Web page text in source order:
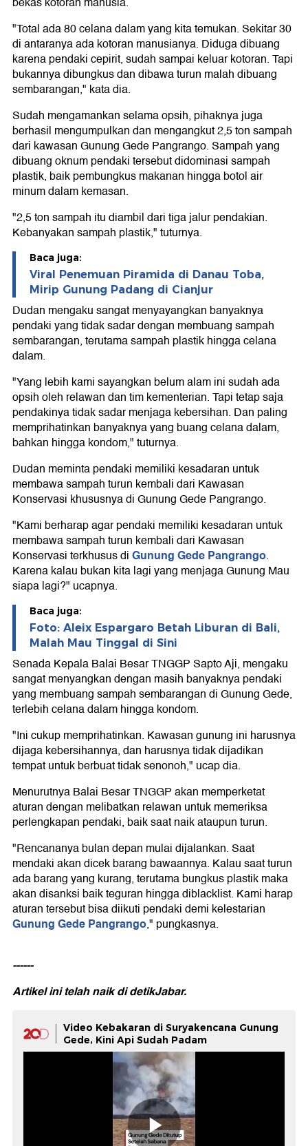
"Total ada 80 celana dalam yang kita temukan. Sekitar 30
di antaranya ada kotoran manusianya. Diduga dibuang
karena pendaki cepirit, sudah sampai keluar kotoran. Tapi
bukannya dibungkus dan dibawa turun malah dibuang
sembarangan," kata dia.
Sudah mengamankan selama opsih, pihaknya juga
berhasil mengumpulkan dan mengangkut 2,5 ton sampah
dari kawasan Gunung Gede Pangrango. Sampah yang
dibuang oknum pendaki tersebut didominasi sampah
plastik, baik pembungkus makanan hingga botol air
minum dalam kemasan.
"2,5 ton sampah itu diambil dari tiga jalur pendakian.
Kebanyakan sampah plastik," tuturnya.
Baca juga:
Viral Penemuan Piramida di Danau Toba,
Mirip Gunung Padang di Cianjur
Dudan mengaku sangat menyayangkan banyaknya
pendaki yang tidak sadar dengan membuang sampah
sembarangan, terutama sampah plastik hingga celana
dalam.
"Yang lebih kami sayangkan belum alam ini sudah ada
opsih oleh relawan dan tim kementerian. Tapi tetap saja
pendakinya tidak sadar menjaga kebersihan. Dan paling
memprihatinkan banyaknya yang buang celana dalam,
bahkan hingga kondom," tuturnya.
Dudan meminta pendaki memiliki kesadaran untuk
membawa sampah turun kembali dari Kawasan
Konservasi khususnya di Gunung Gede Pangrango.
"Kami berharap agar pendaki memiliki kesadaran untuk
membawa sampah turun kembali dari Kawasan
Konservasi terkhusus diGunung Gede Pangrango.
Karena kalau bukan kita lagi yang menjaga Gunung Mau
siapa lagi?" ucapnya.
Baca juga:
Foto: Aleix Espargaro Betah Liburan di Bali,
Malah Mau Tinggal di Sini
Senada Kepala Balai Besar TNGGP Sapto Aji, mengaku
sangat menyangkan dengan masih banyaknya pendaki
yang membuang sampah sembarangan di Gunung Gede,
terlebih celana dalam hingga kondom.
"Ini cukup memprihatinkan. Kawasan gunung ini harusnya
dijaga kebersihannya, dan harusnya tidak dijadikan
tempat untuk berbuat tidak senonoh," ucap dia.
Menurutnya Balai Besar TNGGP akan memperketat
aturan dengan melibatkan relawan untuk memeriksa
perlengkapan pendaki, baik saat naik ataupun turun.
"Rencananya bulan depan mulai dijalankan. Saat
mendaki akan dicek barang bawaannya. Kalau saat turun
ada barang yang kurang, terutama bungkus plastik maka
akan disanksi baik teguran hingga diblacklist. Kami harap
aturan tersebut bisa diikuti pendaki demi kelestarian
Gunung Gede Pangrango," pungkasnya.
------
Artikel ini telah naik didetikJabar.
Video Kebakaran di Suryakencana Gunung
Gede, Kini Api Sudah Padam